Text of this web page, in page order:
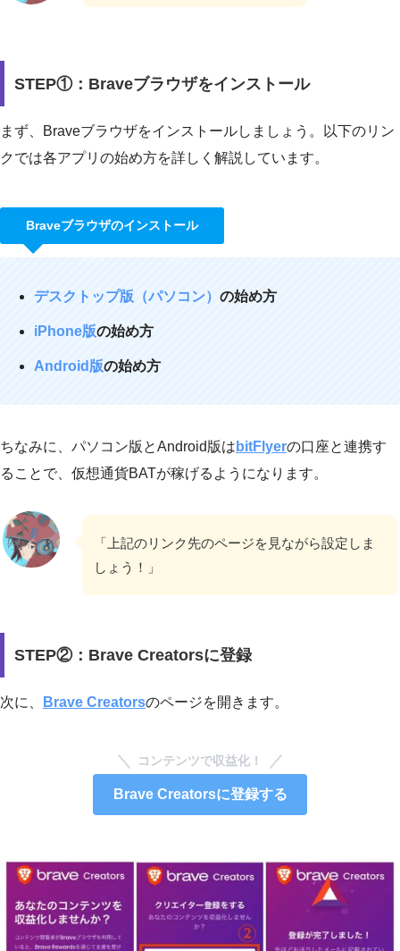
STEP①：Braveブラウザをインストール
まず、Braveブラウザをインストールしましょう。以下のリン
クでは各アプリの始め方を詳しく解説しています。
Braveブラウザのインストール
デスクトップ版（パソコン）の始め方
iPhone版の始め方
Android版の始め方
ちなみに、パソコン版とAndroid版は bitFlyerの口座と連携す
ることで、仮想通貨BATが稼げるようになります。
「上記のリンク先のページを見ながら設定しま
しょう！」
STEP②：Brave Creatorsに登録
次に、 Brave Creatorsのページを開きます。
コンテンツで収益化！
Brave Creatorsに登録する